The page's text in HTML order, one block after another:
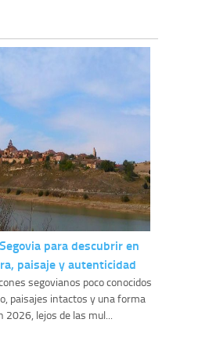
para descubrir en
paisaje y autenticidad
segovianos poco conocidos
paisajes intactos y una forma
2026, lejos de las mul...